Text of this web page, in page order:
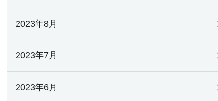
2023年8月
2023年7月
2023年6月